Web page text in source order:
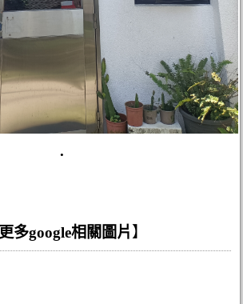
.
更多google相關圖片 】